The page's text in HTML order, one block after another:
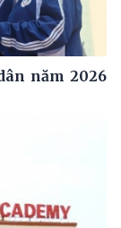
năm 2026